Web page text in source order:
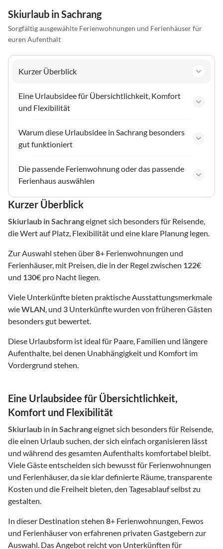
Skiurlaub in Sachrang
Sorgfältig ausgewählte Ferienwohnungen und Ferienhäuser für
euren Aufenthalt
Kurzer Überblick
Eine Urlaubsidee für Übersichtlichkeit, Komfort
und Flexibilität
Warum diese Urlaubsidee in Sachrang besonders
gut funktioniert
Die passende Ferienwohnung oder das passende
Ferienhaus auswählen
Kurzer Überblick
Skiurlaub in Sachrangeignet sich besonders für Reisende,
die Wert auf Platz, Flexibilität und eine klare Planung legen.
Zur Auswahl stehen über8+ Ferienwohnungen und
Ferienhäuser, mit Preisen, die in der Regel zwischen 122€
und 130€ pro Nacht liegen.
Viele Unterkünfte bieten praktische Ausstattungsmerkmale
wieWLAN , und 3 Unterkünfte wurden von früheren Gästen
besonders gut bewertet.
Diese Urlaubsform ist ideal für Paare, Familien und längere
Aufenthalte, bei denen Unabhängigkeit und Komfort im
Vordergrund stehen.
Eine Urlaubsidee für Übersichtlichkeit,
Komfort und Flexibilität
Skiurlaub in in Sachrangeignet sich besonders für Reisende,
die einen Urlaub suchen, der sich einfach organisieren lässt
und während des gesamten Aufenthalts komfortabel bleibt.
Viele Gäste entscheiden sich bewusst für Ferienwohnungen
und Ferienhäuser, da sie klar definierte Räume, transparente
Kosten und die Freiheit bieten, den Tagesablauf selbst zu
gestalten.
In dieser Destination stehen 8+ Ferienwohnungen, Fewos
und Ferienhäuser von erfahrenen privaten Gastgebern zur
Auswahl. Das Angebot reicht von Unterkünften für